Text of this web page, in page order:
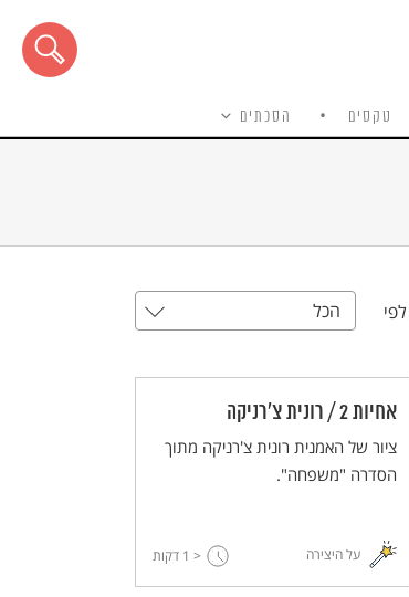
טקסים הסכתים
הכל
אחיות 2 / רונית צ'רניקה
ציור של האמנית רונית צ'רניקה מתוך
הסדרה "משפחה".
על היצירה < 1 דקות